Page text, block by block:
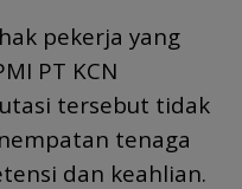
pekerja yang
PT KCN
tersebut tidak
tenaga
dan keahlian.